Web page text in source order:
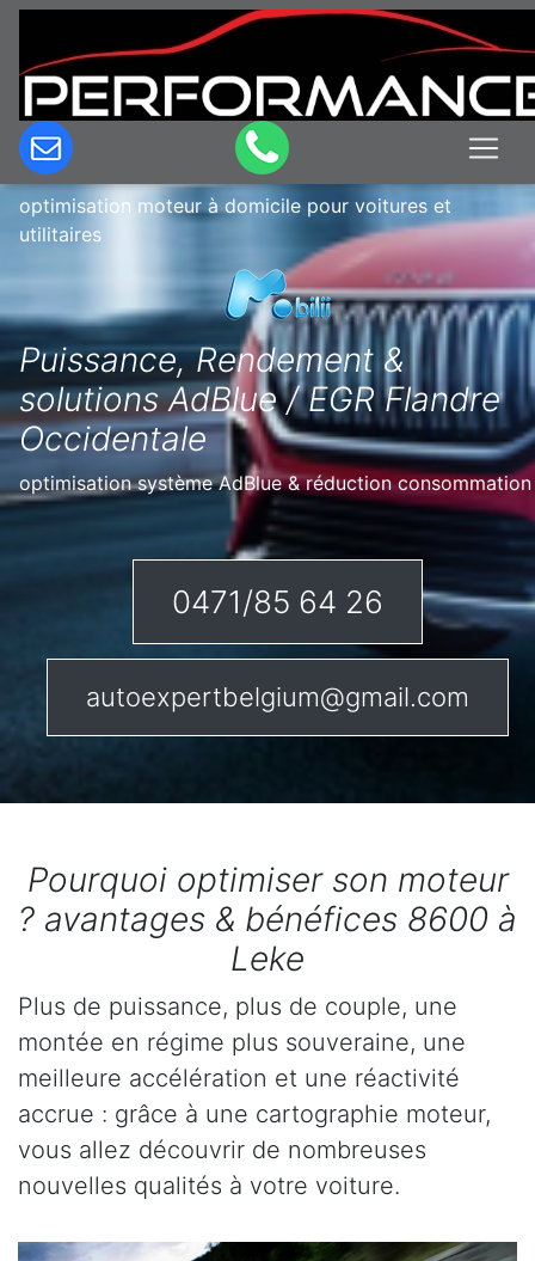
Optimisation & Reprogrammation
moteur à domicile en Belgique à Leke
optimisation moteur à domicile pour voitures et
utilitaires
Puissance, Rendement &
solutions AdBlue / EGR Flandre
Occidentale
optimisation système AdBlue & réduction consommation
0471/85 64 26
autoexpertbelgium@gmail.com
Pourquoi optimiser son moteur
? avantages & bénéfices 8600 à
Leke
Plus de puissance, plus de couple, une
montée en régime plus souveraine, une
meilleure accélération et une réactivité
accrue : grâce à une cartographie moteur,
vous allez découvrir de nombreuses
nouvelles qualités à votre voiture.